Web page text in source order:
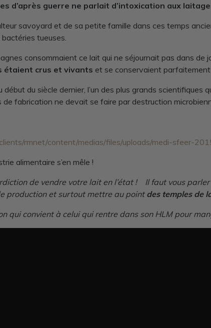
d’après guerre ne parlait d’intoxication aux
savoyard et de sa petite famille dans ces temps
tueuses.
consommaient ce lait qui ne séjournait pas dans de
étaient crus et vivants et se conservaient
début du siècle dernier, l’un des plus grands scientifiques
de fabrication ne devait se faire par destruction
rmnet/content/medias/files/uploads/medi-sfeer-
alimentaire s’en mêle !
de vendre votre lait en l’état ! Il faut vous
production et surtout mettre au point des temples de
qui convient à celui qui rentre dans son HLM pour